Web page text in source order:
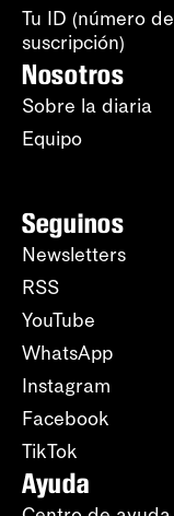
Tu ID (número de
suscripción)
Nosotros
Sobre la diaria
Equipo
Seguinos
Newsletters
RSS
YouTube
WhatsApp
Instagram
Facebook
TikTok
Ayuda